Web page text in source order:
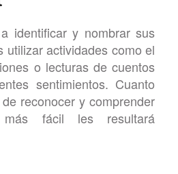
identificar y nombrar sus
utilizar actividades como el
o lecturas de cuentos
sentimientos. Cuanto
reconocer y comprender
más fácil les resultará